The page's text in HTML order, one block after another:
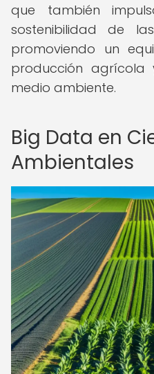
que también
sostenibilidad de
promoviendo un
producción agrícola
medio ambiente.
Big Data en
Ambientales